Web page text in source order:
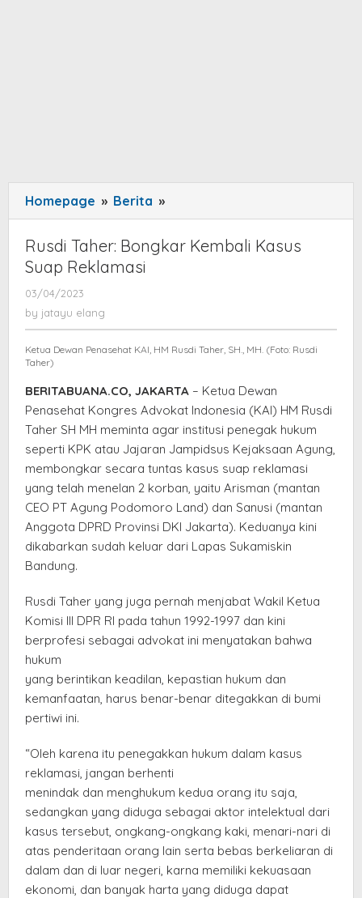
Homepage » Berita »
Taher:
Bongkar
Rusdi Taher: Bongkar Kembali Kasus
Suap Reklamasi
03/04/2023
jatayu
by jatayu elang
Ketua Dewan Penasehat KAI, HM Rusdi Taher, SH., MH. (Foto: Rusdi
Taher)
BERITABUANA.CO, JAKARTA – Ketua Dewan
Penasehat Kongres Advokat Indonesia (KAI) HM Rusdi
Taher SH MH meminta agar institusi penegak hukum
seperti KPK atau Jajaran Jampidsus Kejaksaan Agung,
membongkar secara tuntas kasus suap reklamasi
yang telah menelan 2 korban, yaitu Arisman (mantan
CEO PT Agung Podomoro Land) dan Sanusi (mantan
Anggota DPRD Provinsi DKI Jakarta). Keduanya kini
dikabarkan sudah keluar dari Lapas Sukamiskin
Bandung.
Rusdi Taher yang juga pernah menjabat Wakil Ketua
Komisi III DPR RI pada tahun 1992-1997 dan kini
berprofesi sebagai advokat ini menyatakan bahwa
hukum
yang berintikan keadilan, kepastian hukum dan
kemanfaatan, harus benar-benar ditegakkan di bumi
pertiwi ini.
“Oleh karena itu penegakkan hukum dalam kasus
reklamasi, jangan berhenti
menindak dan menghukum kedua orang itu saja,
sedangkan yang diduga sebagai aktor intelektual dari
kasus tersebut, ongkang-ongkang kaki, menari-nari di
atas penderitaan orang lain serta bebas berkeliaran di
dalam dan di luar negeri, karna memiliki kekuasaan
ekonomi, dan banyak harta yang diduga dapat